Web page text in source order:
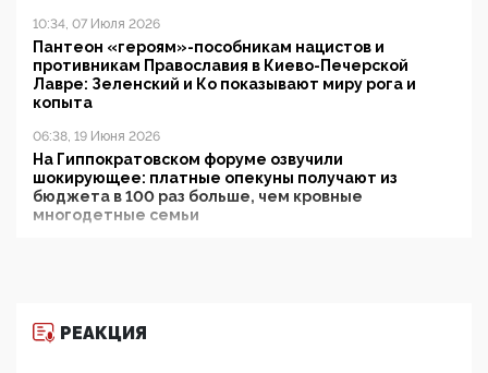
10:34, 07 Июля 2026
Пантеон «героям»-пособникам нацистов и
противникам Православия в Киево-Печерской
Лавре: Зеленский и Ко показывают миру рога и
копыта
06:38, 19 Июня 2026
На Гиппократовском форуме озвучили
шокирующее: платные опекуны получают из
бюджета в 100 раз больше, чем кровные
многодетные семьи
11:53, 09 Июня 2026
РЕАКЦИЯ